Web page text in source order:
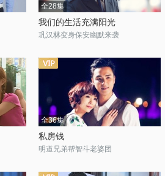
全28集
我们的生活充满阳光
巩汉林变身保安幽默来袭
全36集
私房钱
明道兄弟帮智斗老婆团